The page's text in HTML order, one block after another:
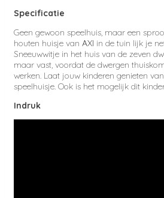
Specificatie
Geen gewoon speelhuis, maar een
houten huisje van AXI in de tuin lijk je
Sneeuwwitje in het huis van de zeven
maar vast, voordat de dwergen
werken. Laat jouw kinderen genieten
speelhuisje. Ook is het mogelijk dit
Indruk